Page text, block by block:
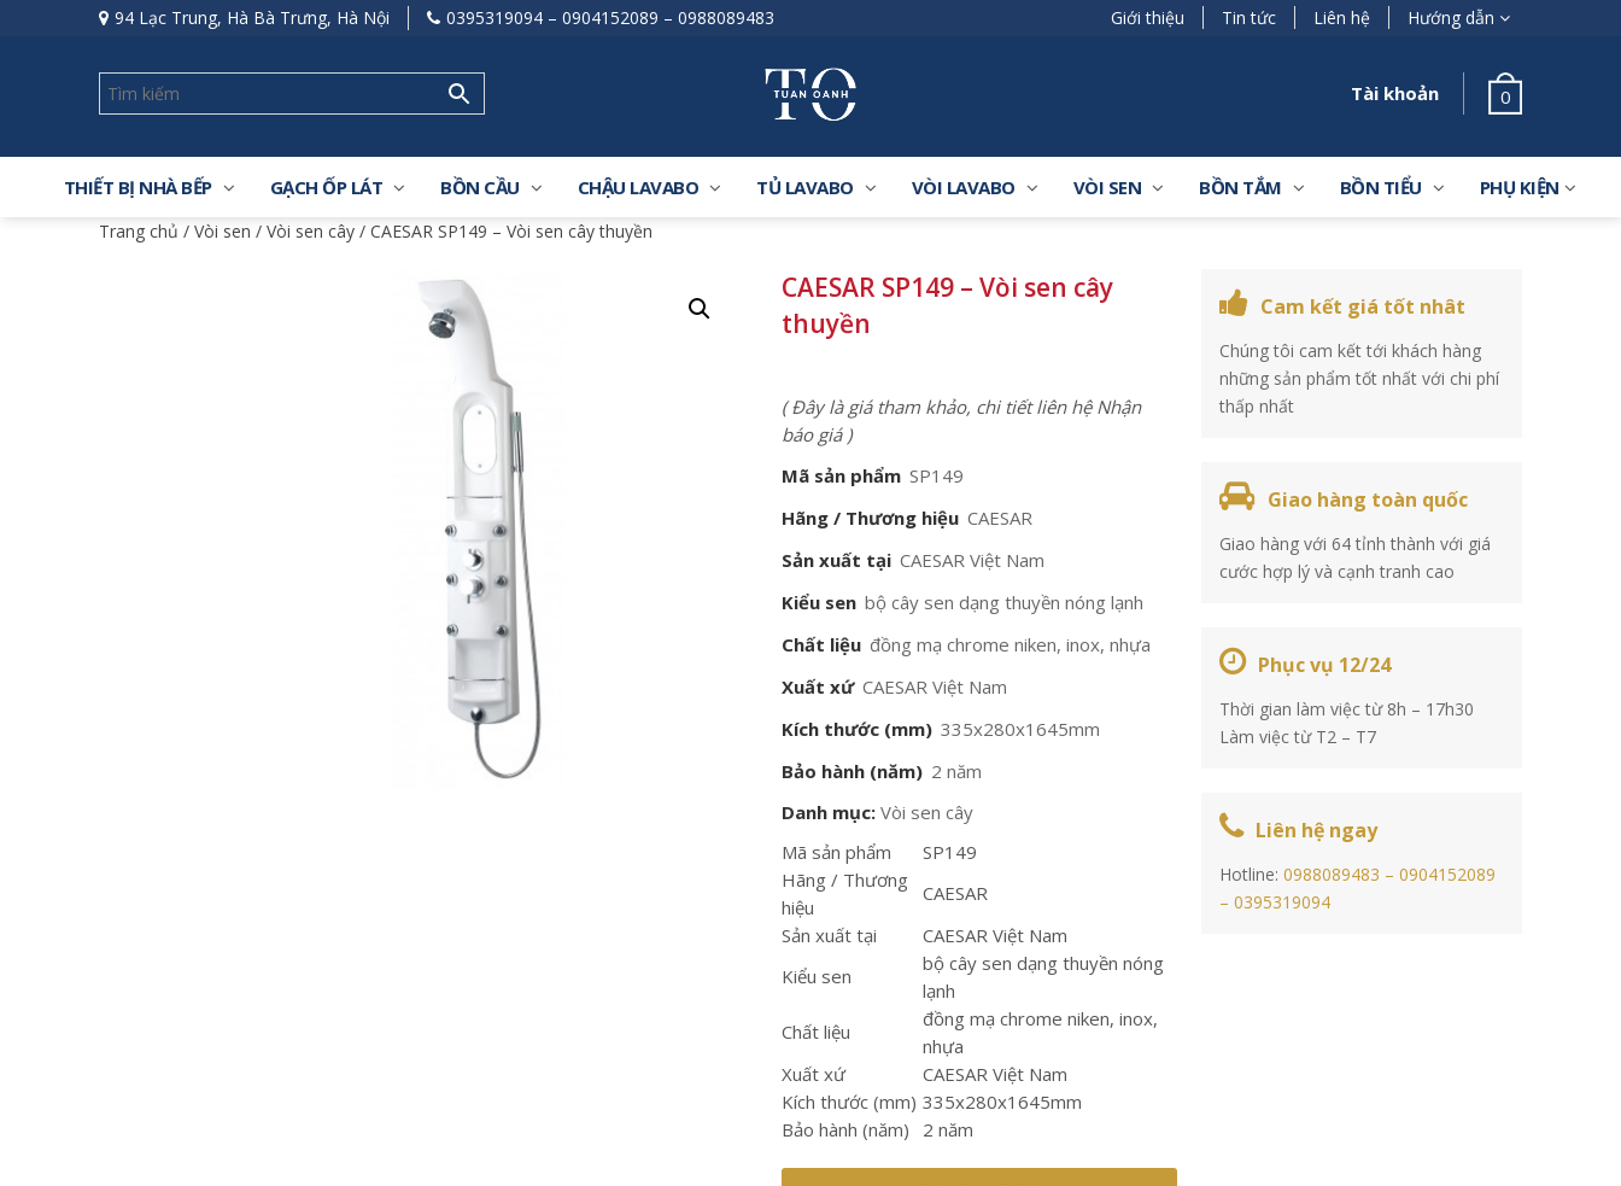
94 Lạc Trung, Hà Bà Trưng, Hà Nội 0395319094 – 0904152089 – 0988089483 Giới thiệu Tin tức Liên hệ Hướng dẫn
Tài khoản 0
THIẾT BỊ NHÀ BẾP GẠCH ỐP LÁT BỒN CẦU CHẬU LAVABO TỦ LAVABO VÒI LAVABO VÒI SEN BỒN TẮM BỒN TIỂU PHỤ KIỆN
Trang chủ / Vòi sen / Vòi sen cây / CAESAR SP149 – Vòi sen cây thuyền
CAESAR SP149 – Vòi sen cây
thuyền
( Đây là giá tham khảo, chi tiết liên hệ Nhận
báo giá )
Mã sản phẩm SP149
Hãng / Thương hiệu CAESAR
Sản xuất tại CAESAR Việt Nam
Kiểu sen bộ cây sen dạng thuyền nóng lạnh
Chất liệu đồng mạ chrome niken, inox, nhựa
Xuất xứ CAESAR Việt Nam
Kích thước (mm) 335x280x1645mm
Bảo hành (năm) 2 năm
Danh mục: Vòi sen cây
Mã sản phẩm
SP149
Hãng / Thương
hiệu
CAESAR
Sản xuất tại
CAESAR Việt Nam
Kiểu sen
bộ cây sen dạng thuyền nóng
lạnh
Chất liệu
đồng mạ chrome niken, inox,
nhựa
Xuất xứ
CAESAR Việt Nam
Kích thước (mm) 335x280x1645mm
Bảo hành (năm)
2 năm
Cam kết giá tốt nhât
Chúng tôi cam kết tới khách hàng
những sản phẩm tốt nhất với chi phí
thấp nhất
Giao hàng toàn quốc
Giao hàng với 64 tỉnh thành với giá
cước hợp lý và cạnh tranh cao
Phục vụ 12/24
Thời gian làm việc từ 8h – 17h30
Làm việc từ T2 – T7
Liên hệ ngay
Hotline: 0988089483 – 0904152089
– 0395319094